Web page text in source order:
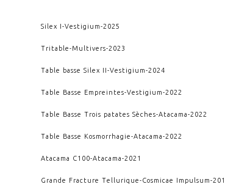
Silex I-Vestigium-2025
Tritable-Multivers-2023
Table basse Silex II-Vestigium-2024
Table Basse Empreintes-Vestigium-2022
Table Basse Trois patates Sèches-Atacama-2022
Table Basse Kosmorrhagie-Atacama-2022
Atacama C100-Atacama-2021
Grande Fracture Tellurique-Cosmicae Impulsum-